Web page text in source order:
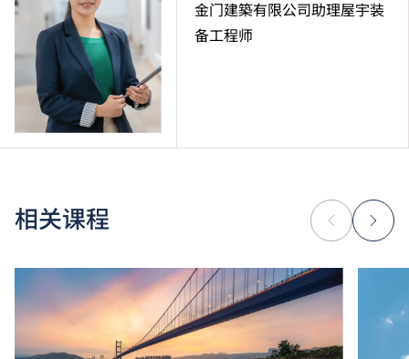
金门建築有限公司助理屋宇装
备工程师
相关课程